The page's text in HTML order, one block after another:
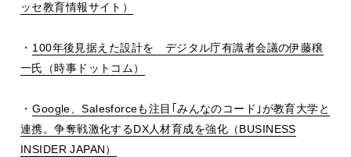
ッセ教育情報サイト）
・ 100年後見据えた設計を デジタル庁有識者会議の伊藤穣
一氏（時事ドットコム）
・Google 、Salesforceも注目｢みんなのコード｣が教育大学と
連携。争奪戦激化するDX人材育成を強化（BUSINESS
INSIDER JAPAN）